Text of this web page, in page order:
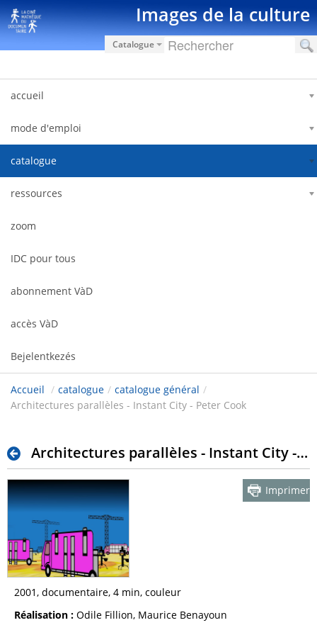
Ugrás a tartalomhoz Images de la culture
Catalogue
accueil
mode d'emploi
catalogue
ressources
zoom
IDC pour tous
abonnement VàD
accès VàD
Bejelentkezés
Accueil / catalogue / catalogue général /
Architectures parallèles - Instant City - Peter Cook
Architectures parallèles - Instant City - Peter Cook
Imprimer
2001, documentaire, 4 min, couleur
Réalisation : Odile Fillion, Maurice Benayoun